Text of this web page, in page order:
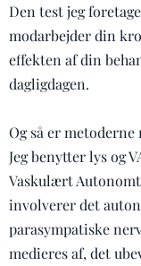
Den test jeg
modarbejder din
effekten af din
dagligdagen.
Og så er
Jeg benytter lys og
Vaskulært Autonomt
involverer det
parasympatiske
medieres af, det